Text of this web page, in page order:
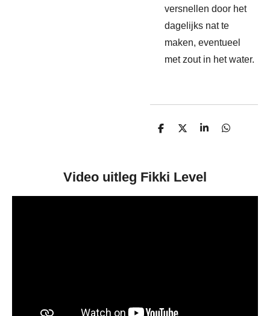
versnellen door het
dagelijks nat te
maken, eventueel
met zout in het water.
D
n
D
S
e
D
Video uitleg Fikki Level